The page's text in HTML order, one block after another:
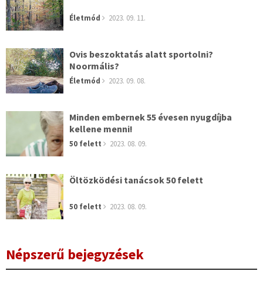
Életmód 2023. 09. 11.
Ovis beszoktatás alatt sportolni?
Noormális?
Életmód 2023. 09. 08.
Minden embernek 55 évesen nyugdíjba
kellene menni!
50 felett 2023. 08. 09.
Öltözködési tanácsok 50 felett
50 felett 2023. 08. 09.
Népszerű bejegyzések